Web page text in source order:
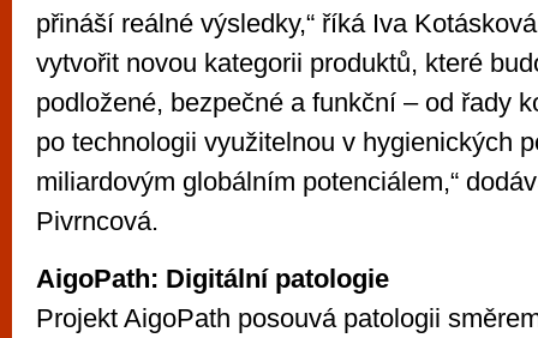
přináší reálné výsledky,“ říká Iva
vytvořit novou kategorii produktů, které
podložené, bezpečné a funkční – od řady
po technologii využitelnou v hygienických
miliardovým globálním potenciálem,“
Pivrncová.
AigoPath: Digitální patologie
Projekt AigoPath posouvá patologii